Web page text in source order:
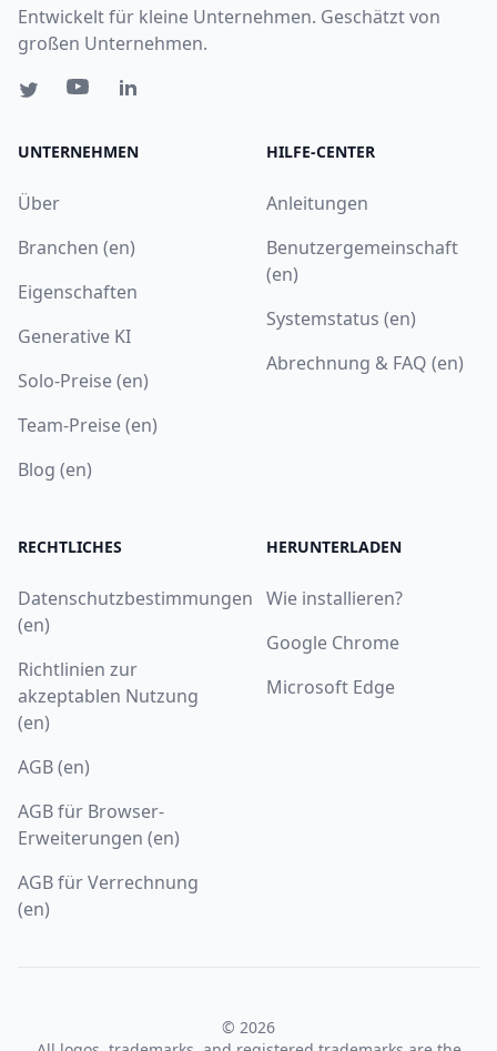
Entwickelt für kleine Unternehmen. Geschätzt von
großen Unternehmen.
UNTERNEHMEN
Über
Branchen (en)
Eigenschaften
Generative KI
Solo-Preise (en)
Team-Preise (en)
Blog (en)
HILFE-CENTER
Anleitungen
Benutzergemeinschaft
(en)
Systemstatus (en)
Abrechnung & FAQ (en)
RECHTLICHES
Datenschutzbestimmungen
(en)
Richtlinien zur
akzeptablen Nutzung
(en)
AGB (en)
AGB für Browser-
Erweiterungen (en)
AGB für Verrechnung
(en)
HERUNTERLADEN
Wie installieren?
Google Chrome
Microsoft Edge
© 2026